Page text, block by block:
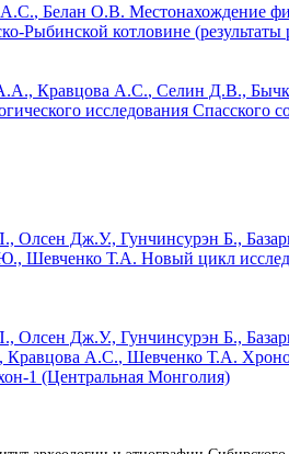
А.С., Белан О.В. Местонахождение
Рыбинской котловине (результаты
Кравцова А.С., Селин Д.В.,
исследования
Дж.У., Гунчинсурэн Б.,
Шевченко Т.А. Новый цикл
Дж.У., Гунчинсурэн Б.,
Кравцова А.С., Шевченко Т.А.
1 (Центральная Монголия)